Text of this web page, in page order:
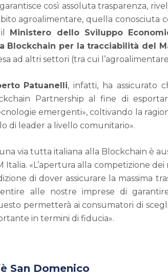
così assoluta trasparenza,
agroalimentare, quella conosciuta
Ministero dello Sviluppo
Blockchain per la tracciabilità del
ad altri settori (tra cui
Patuanelli, infatti, ha assicurato
Partnership al fine di
emergenti», coltivando la
di leader a livello comunitario».
via tutta italiana alla Blockchain è
Italia. «L’apertura alla competizione
di dover assicurare la massima
alle nostre imprese di
permetterà ai consumatori di
in termini di fiducia».
San Domenico